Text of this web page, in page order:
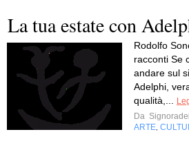
La tua estate con
Rodolfo
racconti Se
andare sul
Adelphi,
qualità,...
Da
ARTE,